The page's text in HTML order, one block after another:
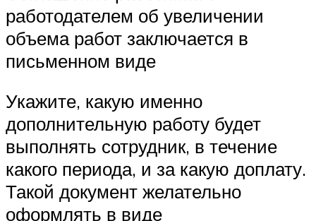
работодателем об увеличении
объема работ заключается в
письменном виде
Укажите, какую именно
дополнительную работу будет
выполнять сотрудник, в течение
какого периода, и за какую доплату.
Такой документ желательно
оформлять в виде